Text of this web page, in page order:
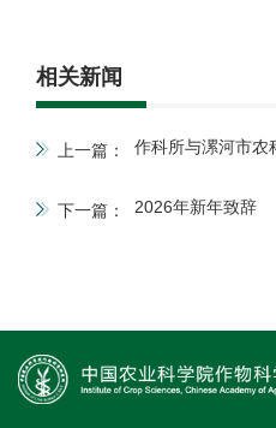
相关新闻
上一篇： 作科所与漯河市农
下一篇： 2026年新年致辞